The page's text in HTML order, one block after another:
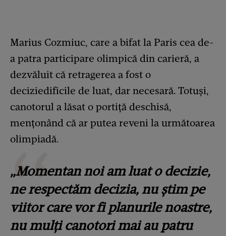
Marius Cozmiuc, care a bifat la Paris cea de-
a patra participare olimpică din carieră, a
dezvăluit că retragerea a fost o
deciziedificile de luat, dar necesară. Totuși,
canotorul a lăsat o portiță deschisă,
mențonând că ar putea reveni la următoarea
olimpiadă.
„Momentan noi am luat o decizie,
ne respectăm decizia, nu știm pe
viitor care vor fi planurile noastre,
nu mulți canotori mai au patru